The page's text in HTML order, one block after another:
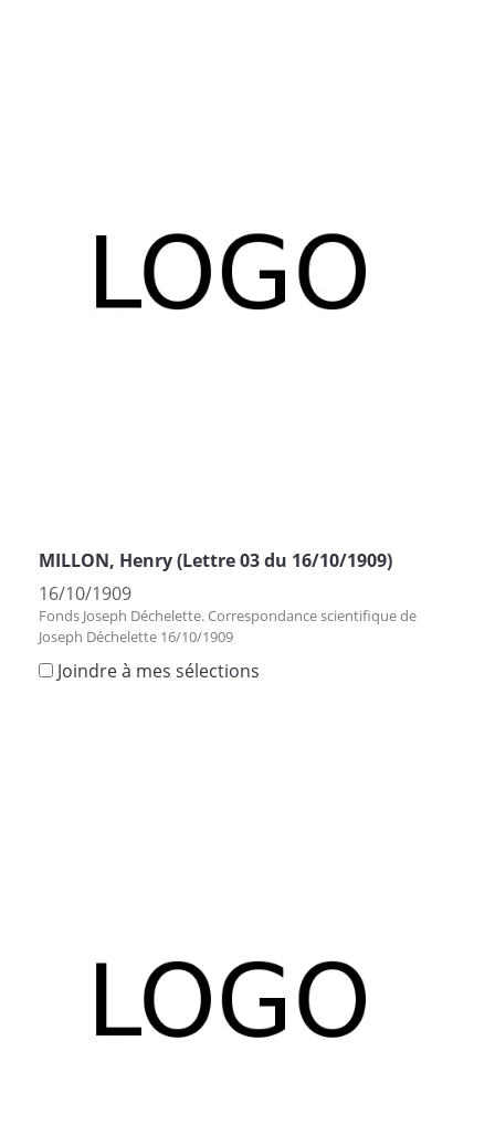
MILLON, Henry (Lettre 03 du 16/10/1909)
16/10/1909
Fonds Joseph Déchelette. Correspondance scientifique de
Joseph Déchelette 16/10/1909
Joindre à mes sélections